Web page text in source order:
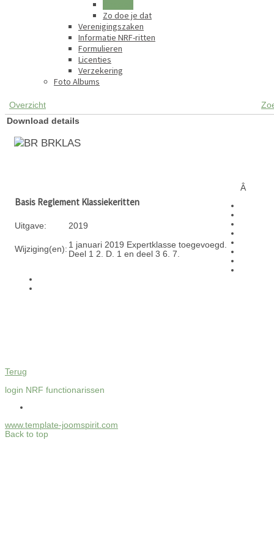
Zo doe je dat
Verenigingszaken
Informatie NRF-ritten
Formulieren
Licenties
Verzekering
Foto Albums
Overzicht
Download details
BRKLAS
Basis Reglement Klassiekeritten
Uitgave: 2019
Wijziging(en): 1 januari 2019 Expertklasse toegevoegd.
Deel 1 2. D. 1 en deel 3 6. 7.
Â
Terug
login NRF functionarissen
www.template-joomspirit.com
Back to top